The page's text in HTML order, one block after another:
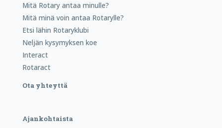
Mitä Rotary antaa minulle?
Mitä minä voin antaa Rotarylle?
Etsi lähin Rotaryklubi
Neljän kysymyksen koe
Interact
Rotaract
Ota yhteyttä
Ajankohtaista